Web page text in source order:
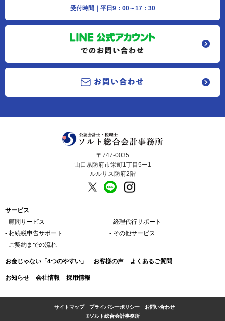
受付時間｜平日9：00～17：30
〒747-0035
山口県防府市栄町1丁目5ー1
ルルサス防府2階
サービス
‐ 顧問サービス
‐ 経理代行サポート
‐ 相続税申告サポート
‐ その他サービス
‐ ご契約までの流れ
お金じゃない「4つのやすい」 お客様の声 よくあるご質問
お知らせ 会社情報 採用情報
サイトマップ プライバシーポリシー
お問い合わせ
©ソルト総合会計事務所